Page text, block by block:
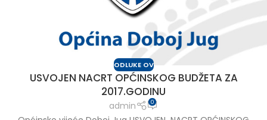
ODLUKE OV
USVOJEN NACRT OPĆINSKOG BUDŽETA ZA
2017.GODINU
admin 0